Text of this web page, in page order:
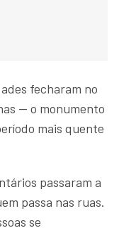
fecharam no
— o monumento
mais quente
passaram a
passa nas ruas.
se